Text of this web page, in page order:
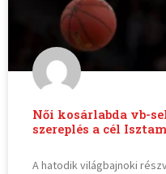
Női kosárlabda vb-
szereplés a cél
A hatodik világbajnoki